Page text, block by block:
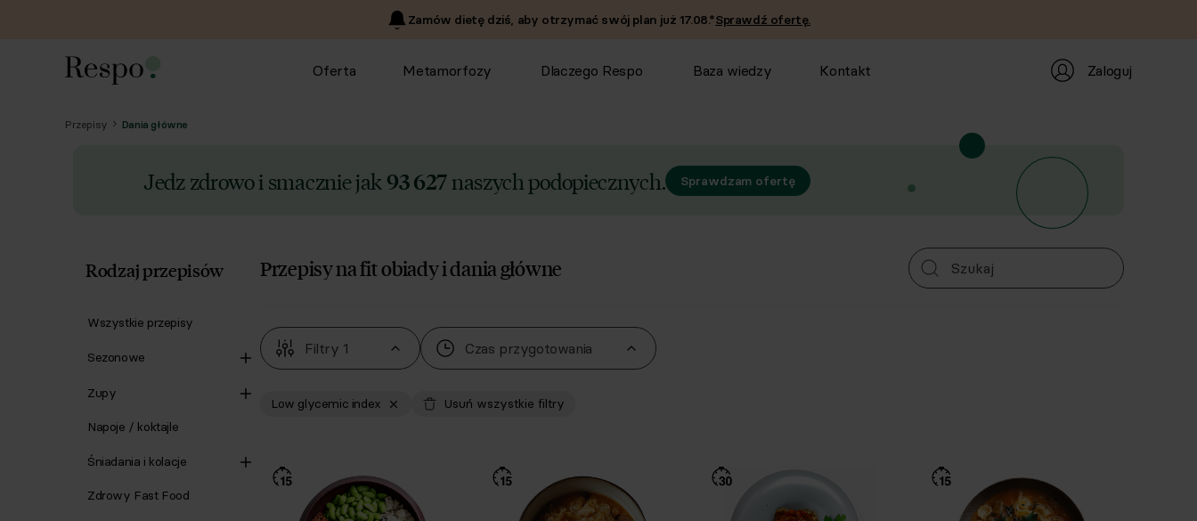
Zamów dietę dziś, aby otrzymać swój plan już 17.08.*Sprawdź ofertę.
Oferta Metamorfozy Dlaczego Respo Baza wiedzy Kontakt Zaloguj
Przepisy Dania główne
Jedz zdrowo i smacznie jak 93 627naszych podopiecznych. Sprawdzam ofertę
Przepisy na fit obiady i dania główne
Filtry 1 Czas przygotowania
Low glycemic index Usuń wszystkie filtry
Rodzaj przepisów
Wszystkie przepisy
Sezonowe
Zupy
Napoje / koktajle
Śniadania i kolacje
Zdrowy Fast Food